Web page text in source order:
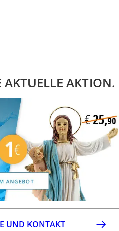
AKTUELLE AKTION.
UND KONTAKT